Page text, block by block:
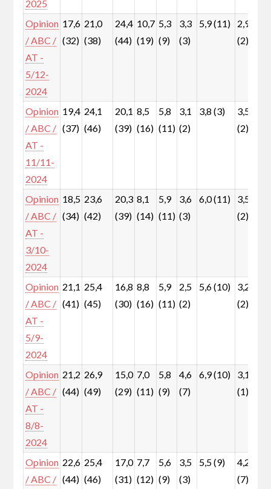
2025
Opinion
/ ABC /
AT -
5/12-
2024
17,6
(32)
21,0
(38)
24,4
(44)
10,7
(19)
5,3
(9)
3,3
(3)
5,9 (11)
2,9
(2)
Opinion
/ ABC /
AT -
11/11-
2024
19,4
(37)
24,1
(46)
20,1
(39)
8,5
(16)
5,8
(11)
3,1
(2)
3,8 (3)
3,5
(2)
Opinion
/ ABC /
AT -
3/10-
2024
18,5
(34)
23,6
(42)
20,3
(39)
8,1
(14)
5,9
(11)
3,6
(3)
6,0 (11)
3,5
(2)
Opinion
/ ABC /
AT -
5/9-
2024
21,1
(41)
25,4
(45)
16,8
(30)
8,8
(16)
5,9
(11)
2,5
(2)
5,6 (10)
3,2
(2)
Opinion
/ ABC /
AT -
8/8-
2024
21,2
(44)
26,9
(49)
15,0
(29)
7,0
(11)
5,8
(9)
4,6
(7)
6,9 (10)
3,1
(1)
Opinion
/ ABC /
22,6
(44)
25,4
(46)
17,0
(31)
7,7
(12)
5,6
(9)
3,5
(3)
5,5 (9)
4,2
(7)